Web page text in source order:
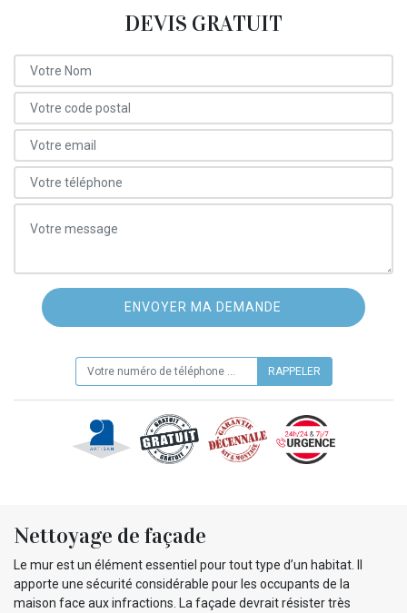
DEVIS GRATUIT
Nettoyage de façade
Le mur est un élément essentiel pour tout type d’un habitat. Il
apporte une sécurité considérable pour les occupants de la
maison face aux infractions. La façade devrait résister très